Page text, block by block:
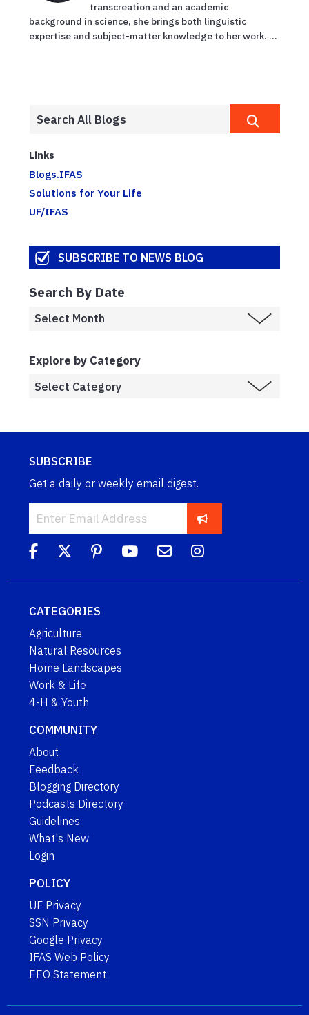
transcreation and an academic
background in science, she brings both linguistic
expertise and subject-matter knowledge to her work. ...
Links
Blogs.IFAS
Solutions for Your Life
UF/IFAS
SUBSCRIBE TO NEWS BLOG
Search By Date
Explore by Category
SUBSCRIBE
Get a daily or weekly email digest.
CATEGORIES
Agriculture
Natural Resources
Home Landscapes
Work & Life
4-H & Youth
COMMUNITY
About
Feedback
Blogging Directory
Podcasts Directory
Guidelines
What's New
Login
POLICY
UF Privacy
SSN Privacy
Google Privacy
IFAS Web Policy
EEO Statement